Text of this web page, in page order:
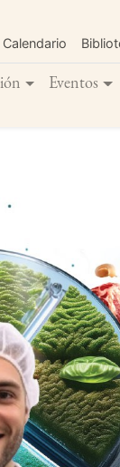
Calendario
Eventos